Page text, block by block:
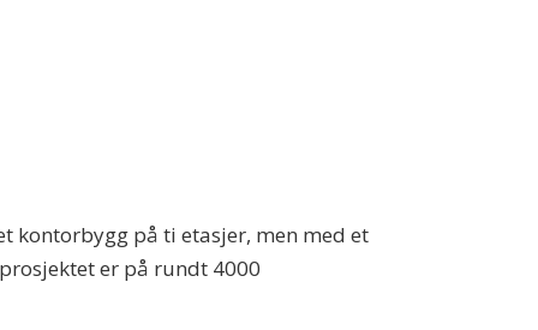
kontorbygg på ti etasjer, men med et
er på rundt 4000